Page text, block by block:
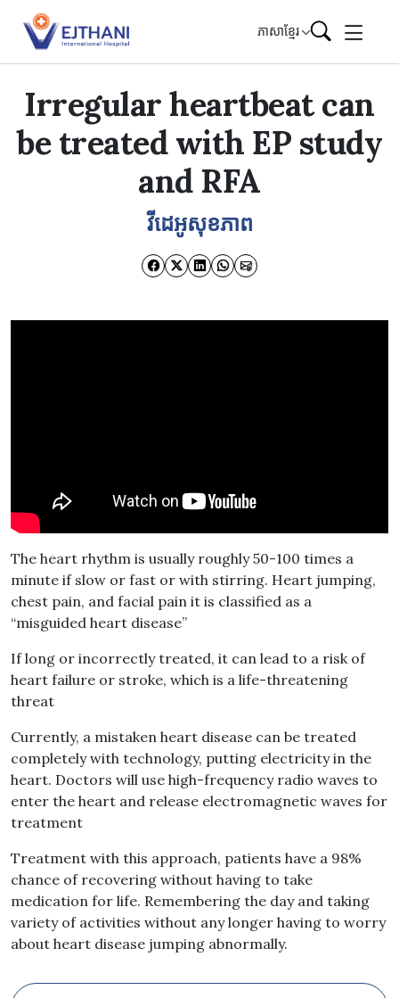
Skip to content
ភាសាខ្មែរ
Irregular heartbeat can
be treated with EP study
and RFA
វីដេអូសុខភាព
The heart rhythm is usually roughly 50-100 times a
minute if slow or fast or with stirring. Heart jumping,
chest pain, and facial pain it is classified as a
“misguided heart disease”
If long or incorrectly treated, it can lead to a risk of
heart failure or stroke, which is a life-threatening
threat
Currently, a mistaken heart disease can be treated
completely with technology, putting electricity in the
heart. Doctors will use high-frequency radio waves to
enter the heart and release electromagnetic waves for
treatment
Treatment with this approach, patients have a 98%
chance of recovering without having to take
medication for life. Remembering the day and taking
variety of activities without any longer having to worry
about heart disease jumping abnormally.